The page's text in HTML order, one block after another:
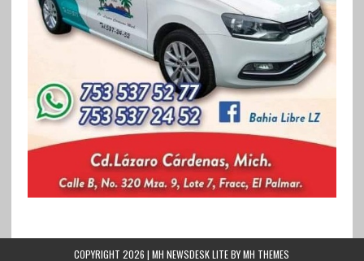
COPYRIGHT 2026 | MH NEWSDESK LITE BYMH THEMES